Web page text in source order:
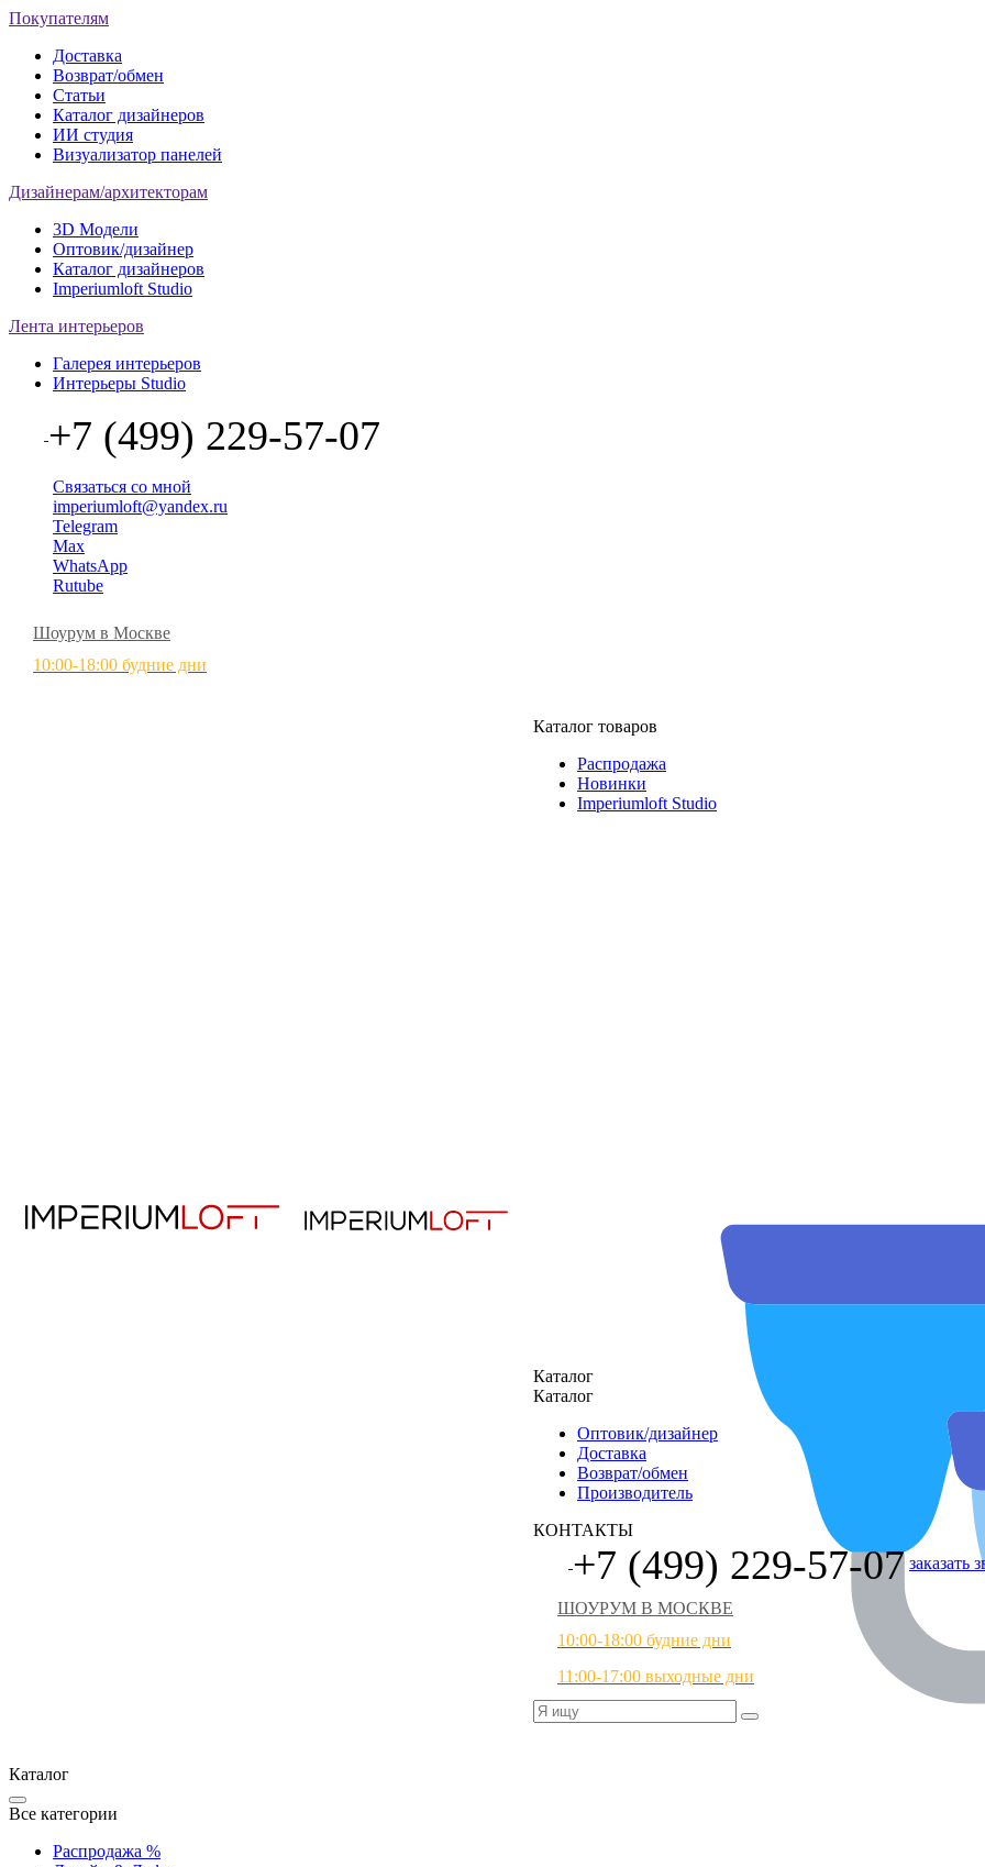
Покупателям
Доставка
Возврат/обмен
Статьи
Каталог дизайнеров
ИИ студия
Визуализатор панелей
Дизайнерам/архитекторам
3D Модели
Оптовик/дизайнер
Каталог дизайнеров
Imperiumloft Studio
Лента интерьеров
Галерея интерьеров
Интерьеры Studio
+7 (499) 229-57-07
Связаться со мной
imperiumloft@yandex.ru
Telegram
Max
WhatsApp
Rutube
Шоурум в Москве
10:00-18:00 будние дни
Каталог товаров
Распродажа
Новинки
Imperiumloft Studio
Каталог
Каталог
Оптовик/дизайнер
Доставка
Возврат/обмен
Производитель
КОНТАКТЫ
+7 (499) 229-57-07 заказать
ШОУРУМ В МОСКВЕ
10:00-18:00 будние дни
11:00-17:00 выходные дни
Каталог
Все категории
Распродажа %